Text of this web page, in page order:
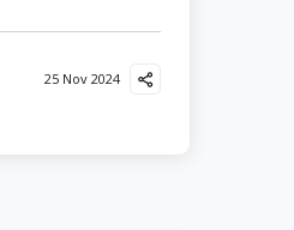
25 Nov 2024